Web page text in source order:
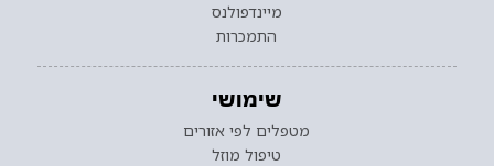
מיינדפולנס
התמכרות
שימושי
מטפלים לפי אזורים
טיפול מוזל